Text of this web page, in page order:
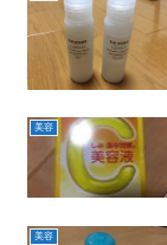
美容
美容